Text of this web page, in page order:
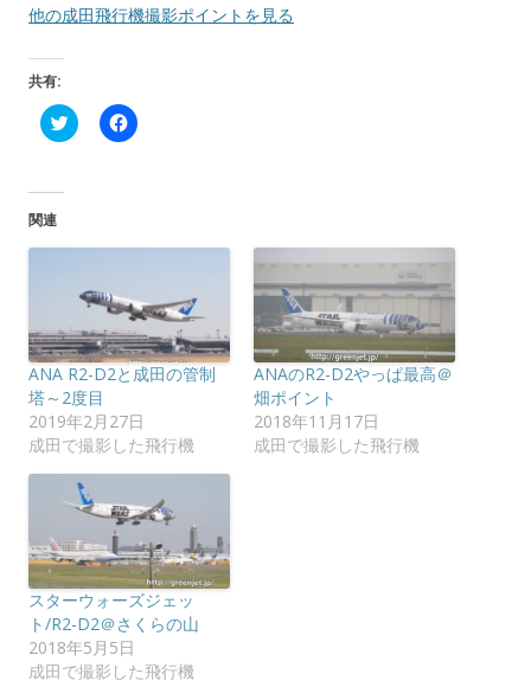
他の成田飛行機撮影ポイントを見る
共有:
ク
リ
i
共
有
(
新
し
い
ウ
ィ
ン
ド
ウ
で
開
き
ま
す
)
F
a
で
る
に
は
ク
リ
ッ
し
て
く
だ
さ
(
新
い
ウ
ィ
ン
ド
ウ
で
開
き
関連
ANA R2-D2と成田の管制
塔～2度目
2019年2月27日
成田で撮影した飛行機
ANAのR2-D2やっぱ最高＠
畑ポイント
2018年11月17日
成田で撮影した飛行機
スターウォーズジェッ
ト/R2-D2＠さくらの山
2018年5月5日
成田で撮影した飛行機